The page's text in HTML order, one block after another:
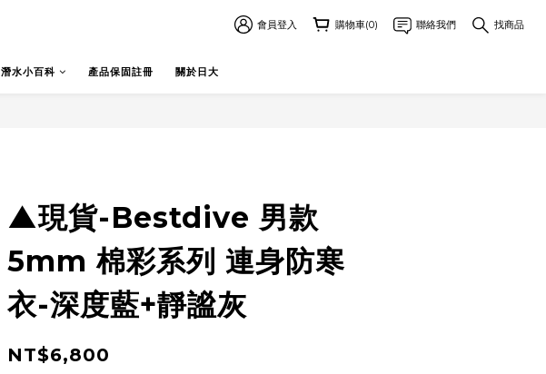
會員登入 購物車(0) 聯絡我們 找商品
潛水小百科 產品保固註冊 關於日大
▲現貨-Bestdive 男款
5mm 棉彩系列 連身防寒
衣-深度藍+靜謐灰
NT$6,800